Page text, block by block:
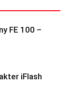
FE 100 –
iFlash